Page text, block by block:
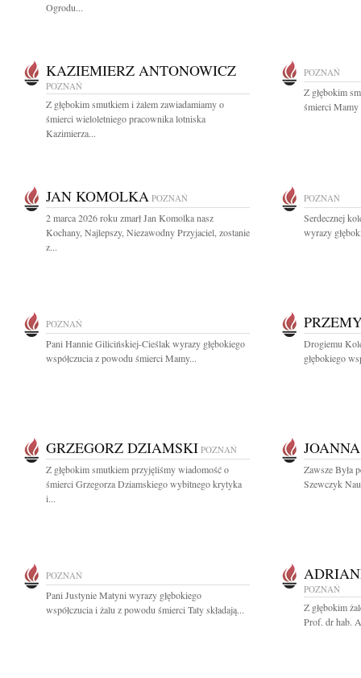
Ogrodu...
KAZIEMIERZ ANTONOWICZ
POZNAŃ
Z głębokim smutkiem i żalem zawiadamiamy o
śmierci wieloletniego pracownika lotniska
Kazimierza...
POZNAŃ
Z głębokim
śmierci
JAN KOMOLKA POZNAŃ
2 marca 2026 roku zmarł Jan Komolka nasz
Kochany, Najlepszy, Niezawodny Przyjaciel, zostanie
z...
POZNAŃ
Serdecznej
wyrazy
POZNAŃ
Pani Hannie Gilicińskiej-Cieślak wyrazy głębokiego
współczucia z powodu śmierci Mamy...
Drogiemu
głębokiego
GRZEGORZ DZIAMSKI POZNAŃ
Z głębokim smutkiem przyjęliśmy wiadomość o
śmierci Grzegorza Dziamskiego wybitnego krytyka
i...
Zawsze Była
Szewczyk
POZNAŃ
Pani Justynie Matyni wyrazy głębokiego
współczucia i żalu z powodu śmierci Taty składają...
POZNAŃ
Z głębokim
Prof. dr hab.